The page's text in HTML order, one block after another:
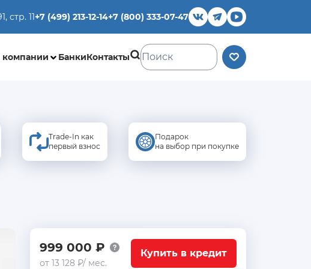
стр. 11+7 (499) 213-12-14+7 (800) 333-07-47
БанкиКонтакты
Trade-In как
первый взнос
Подарок
на выбор при покупке
999 000 ₽
от 13 128 ₽/ мес.
Купить в кредит